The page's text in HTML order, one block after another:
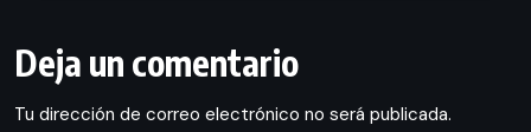
Deja un comentario
Tu dirección de correo electrónico no será publicada.